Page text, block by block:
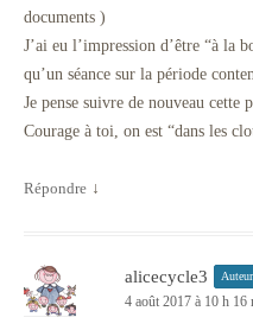
documents )
J’ai eu l’impression d’être “à la
qu’un séance sur la période
Je pense suivre de nouveau cette
Courage à toi, on est “dans les
Répondre ↓
alicecycle3
4 août 2017 à 10 h 16